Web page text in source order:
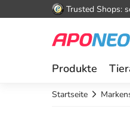
Trusted Shops:
Produkte
Startseite